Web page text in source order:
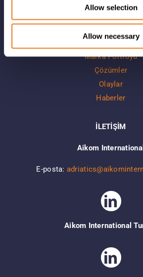
Allow selection
Allow necessary
LİNKLER
Marka Portföyü
Çözümler
Olaylar
Haberler
İLETİŞİM
Aikom International
E-posta:
Aikom International